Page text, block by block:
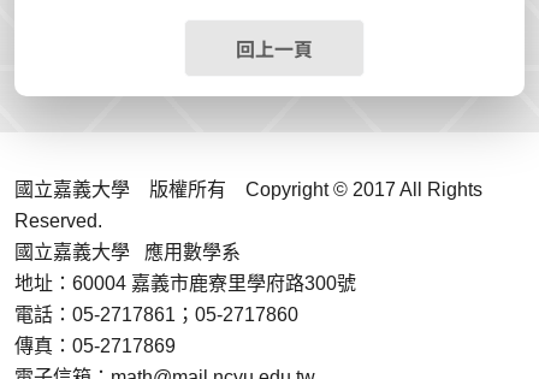
回上一頁
國立嘉義大學 版權所有 Copyright © 2017 All Rights
Reserved.
國立嘉義大學 應用數學系
地址：60004 嘉義市鹿寮里學府路300號
電話：05-2717861；05-2717860
傳真：05-2717869